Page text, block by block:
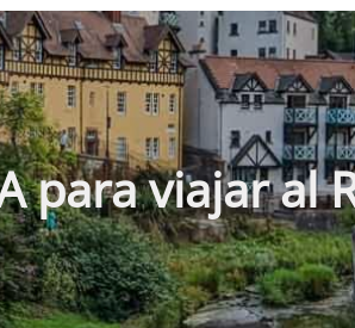
para viajar al